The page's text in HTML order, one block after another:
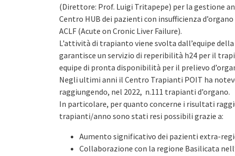
(Direttore: Prof. Luigi Tritapepe) per la gestione
Centro HUB dei pazienti con insufficienza
ACLF (Acute on Cronic Liver Failure).
L’attività di trapianto viene svolta dall’equipe
garantisce un servizio di reperibilità h24 per il
equipe di pronta disponibilità per il prelievo
Negli ultimi anni il Centro Trapianti POIT ha
raggiungendo, nel 2022, n.111 trapianti d’organo.
In particolare, per quanto concerne i risultati
trapianti/anno sono stati resi possibili grazie a:
Aumento significativo dei pazienti extra-
Collaborazione con la regione Basilicata